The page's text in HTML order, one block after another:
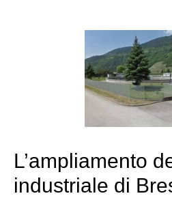
L’ampliamento
industriale di